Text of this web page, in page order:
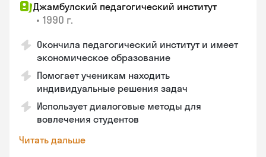
Джамбулский педагогический институт
• 1990 г.
Окончила педагогический институт и имеет
экономическое образование
Помогает ученикам находить
индивидуальные решения задач
Использует диалоговые методы для
вовлечения студентов
Читать дальше